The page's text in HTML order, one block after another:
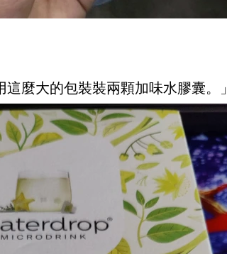
麼大的包裝裝兩顆加味水膠囊。」